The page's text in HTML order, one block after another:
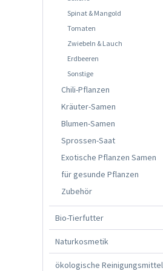
Spinat & Mangold
Tomaten
Zwiebeln & Lauch
Erdbeeren
Sonstige
Chili-Pflanzen
Kräuter-Samen
Blumen-Samen
Sprossen-Saat
Exotische Pflanzen Samen
für gesunde Pflanzen
Zubehör
Bio-Tierfutter
Naturkosmetik
ökologische Reinigungsmittel